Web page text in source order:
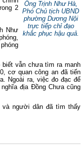
Ông Trịnh Như Hà,
Phó Chủ tịch UBND
phường Dương Nội
trực tiếp chỉ đạo
khắc phục hậu quả.
2
Như
vẫn chưa tìm ra manh
cơ quan công an đã tiến
Ngoài ra, việc đo đạc để
địa Đồng Chưa cũng
và người dân đã tìm thấy